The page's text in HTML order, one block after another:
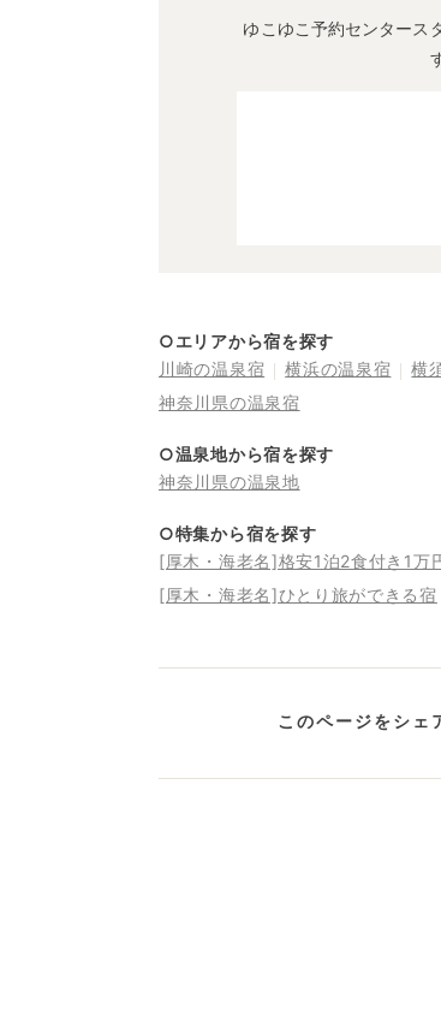
ゆこゆこ予約センタース
○エリアから宿を探す
川崎の温泉宿
横浜の温泉宿 横
神奈川県の温泉宿
○温泉地から宿を探す
神奈川県の温泉地
○特集から宿を探す
[厚木・海老名]格安1泊2食付き1万
[厚木・海老名]ひとり旅ができる宿
このページをシェ